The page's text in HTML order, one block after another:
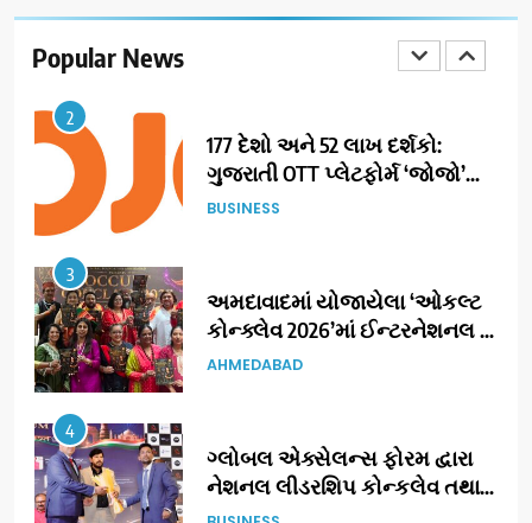
Popular News
ગુજરાતી OTT પ્લેટફોર્મ ‘જોજો’
(JOJO) નો વિશ્વભરમાં દબદબો
3
અમદાવાદમાં યોજાયેલા ‘ઓકલ્ટ
કોન્ક્લેવ 2026’માં ઈન્ટરનેશનલ
ટેરોટ રીડર પુનિતજી લુલ્લા એ ટેરોટ
AHMEDABAD
4
ગ્લોબલ એક્સેલન્સ ફોરમ દ્વારા
નેશનલ લીડરશિપ કોન્કલેવ તથા
ભારત સમ્માન ૨૦૨૬નો ભવ્ય અને
BUSINESS
5
સેમસંગ વિશ્વ યુવા કૌશલ્ય
દિવસની ઉજવણી કરે છે, સેમસંગ
દોસ્ત કૌશલ્ય વિકાસ કાર્યક્રમના